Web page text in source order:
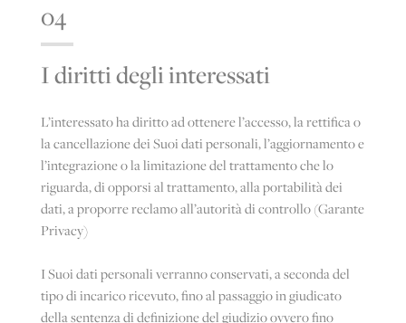
04
I diritti degli interessati
L’interessato ha diritto ad ottenere l’accesso, la rettifica o
la cancellazione dei Suoi dati personali, l’aggiornamento e
l’integrazione o la limitazione del trattamento che lo
riguarda, di opporsi al trattamento, alla portabilità dei
dati, a proporre reclamo all’autorità di controllo (Garante
Privacy)
I Suoi dati personali verranno conservati, a seconda del
tipo di incarico ricevuto, fino al passaggio in giudicato
della sentenza di definizione del giudizio ovvero fino